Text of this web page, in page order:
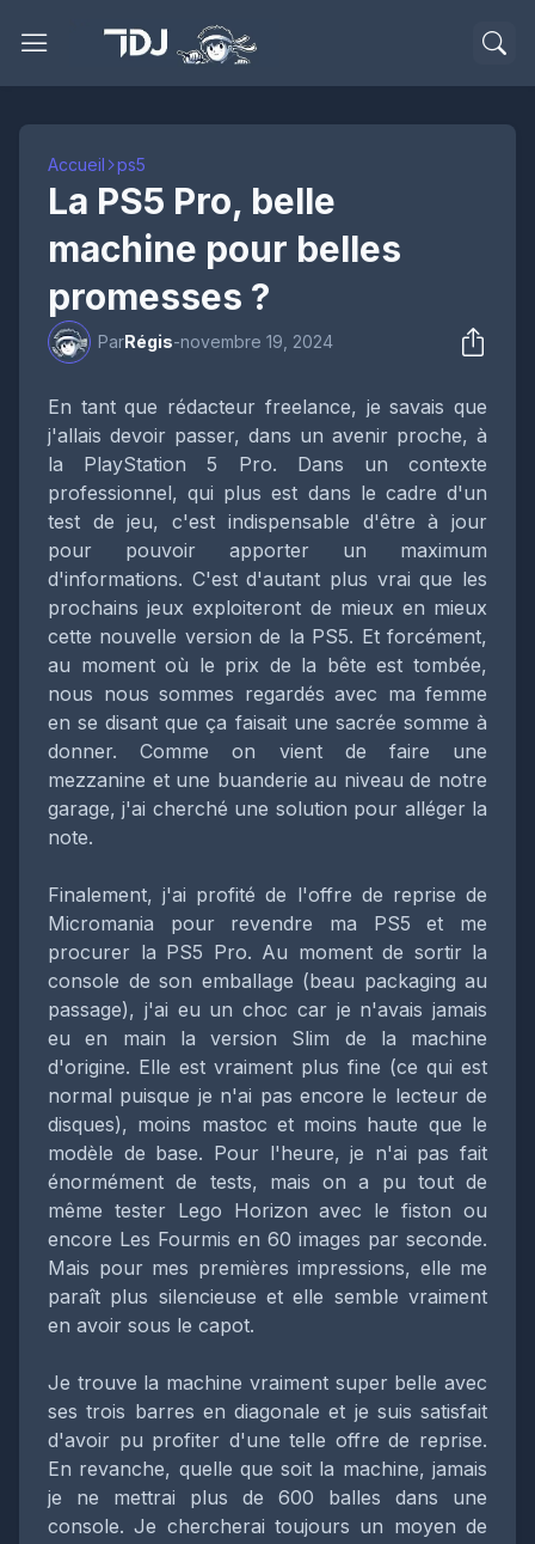
Accueil ps5
La PS5 Pro, belle
machine pour belles
promesses ?
ParRégis-novembre 19, 2024
En tant que rédacteur freelance, je savais que
j'allais devoir passer, dans un avenir proche, à
la PlayStation 5 Pro. Dans un contexte
professionnel, qui plus est dans le cadre d'un
test de jeu, c'est indispensable d'être à jour
pour pouvoir apporter un maximum
d'informations. C'est d'autant plus vrai que les
prochains jeux exploiteront de mieux en mieux
cette nouvelle version de la PS5. Et forcément,
au moment où le prix de la bête est tombée,
nous nous sommes regardés avec ma femme
en se disant que ça faisait une sacrée somme à
donner. Comme on vient de faire une
mezzanine et une buanderie au niveau de notre
garage, j'ai cherché une solution pour alléger la
note.
Finalement, j'ai profité de l'offre de reprise de
Micromania pour revendre ma PS5 et me
procurer la PS5 Pro. Au moment de sortir la
console de son emballage (beau packaging au
passage), j'ai eu un choc car je n'avais jamais
eu en main la version Slim de la machine
d'origine. Elle est vraiment plus fine (ce qui est
normal puisque je n'ai pas encore le lecteur de
disques), moins mastoc et moins haute que le
modèle de base. Pour l'heure, je n'ai pas fait
énormément de tests, mais on a pu tout de
même tester Lego Horizon avec le fiston ou
encore Les Fourmis en 60 images par seconde.
Mais pour mes premières impressions, elle me
paraît plus silencieuse et elle semble vraiment
en avoir sous le capot.
Je trouve la machine vraiment super belle avec
ses trois barres en diagonale et je suis satisfait
d'avoir pu profiter d'une telle offre de reprise.
En revanche, quelle que soit la machine, jamais
je ne mettrai plus de 600 balles dans une
console. Je chercherai toujours un moyen de